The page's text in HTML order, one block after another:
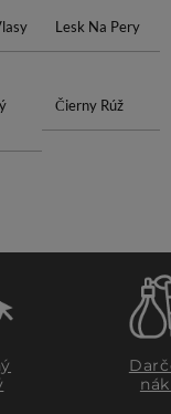
Lesk Na Pery
Čierny Rúž